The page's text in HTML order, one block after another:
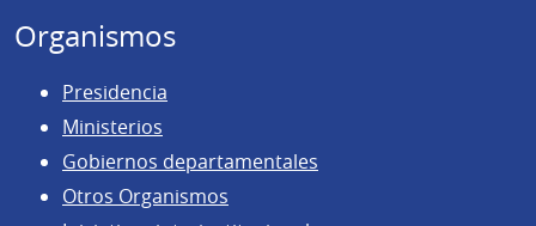
Organismos
Presidencia
Ministerios
Gobiernos departamentales
Otros Organismos